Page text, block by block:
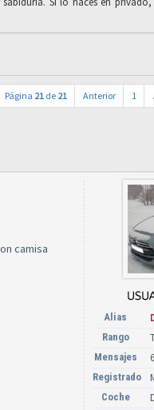
Página 21 de 21 Anterior 1
camisa
Alias
Rango
Mensajes
Registrado
Coche